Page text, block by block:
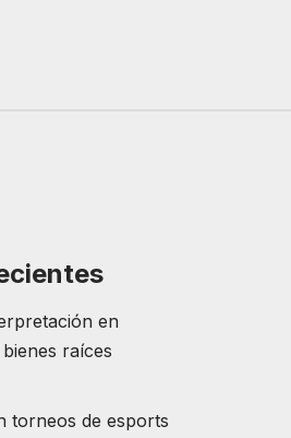
en
raíces
torneos de esports